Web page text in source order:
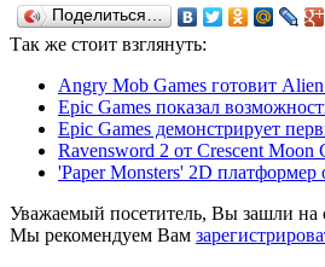
Поделиться…
Так же стоит взглянуть:
Angry Mob Games готовит
Epic Games показал
Epic Games демонстрирует
Ravensword 2 от Crescent Moon
'Paper Monsters' 2D платформер
Уважаемый посетитель, Вы зашли на
Мы рекомендуем Вам